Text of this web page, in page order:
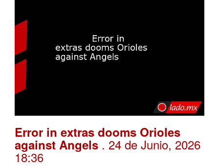
Error in extras dooms Orioles
against Angels . 24 de Junio, 2026
18:36